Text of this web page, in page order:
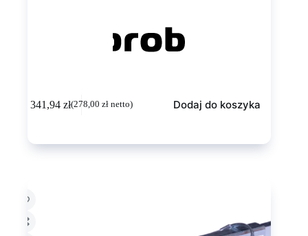
341,94zł(278,00zł netto) Dodaj do koszyka